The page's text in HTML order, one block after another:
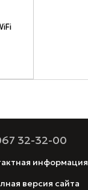
32-32-00
информация
версия сайта